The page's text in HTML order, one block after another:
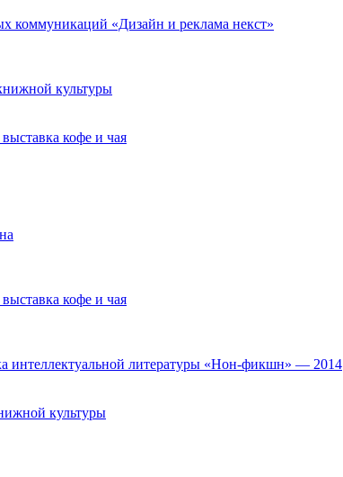
коммуникаций «Дизайн и реклама некст»
культуры
кофе и чая
кофе и чая
интеллектуальной литературы «Нон-фикшн» — 2014
культуры